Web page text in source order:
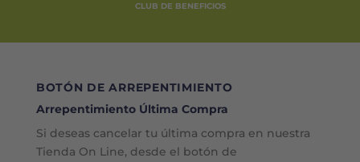
CLUB DE BENEFICIOS
BOTÓN DE ARREPENTIMIENTO
Arrepentimiento Última Compra
Si deseas cancelar tu última compra en nuestra
Tienda On Line, desde el botón de